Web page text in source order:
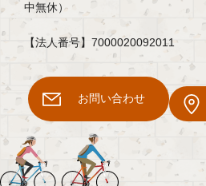
中無休）
【法人番号】7000020092011
お問い合わせ